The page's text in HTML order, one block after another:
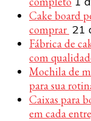
Cake board
comprar 21
Fábrica de
com
Mochila de
para sua
Caixas para
em cada